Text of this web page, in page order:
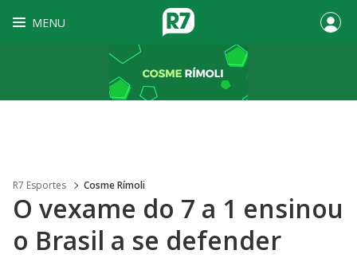
MENU
R7 Esportes Cosme Rímoli
O vexame do 7 a 1 ensinou
o Brasil a se defender